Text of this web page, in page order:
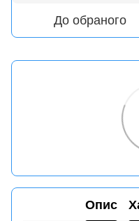
До обраного
Опис